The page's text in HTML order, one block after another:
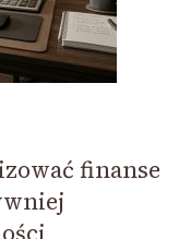
finanse